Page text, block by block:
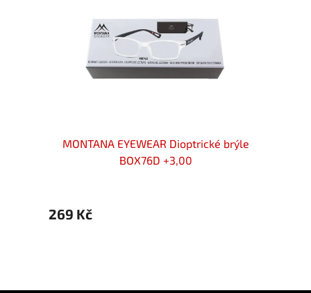
MONTANA EYEWEAR Dioptrické brýle
BOX76D +3,00
269 Kč